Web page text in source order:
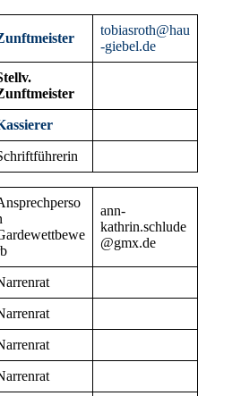
tobiasroth@hau
-giebel.de
ann-
kathrin.schlude
@gmx.de